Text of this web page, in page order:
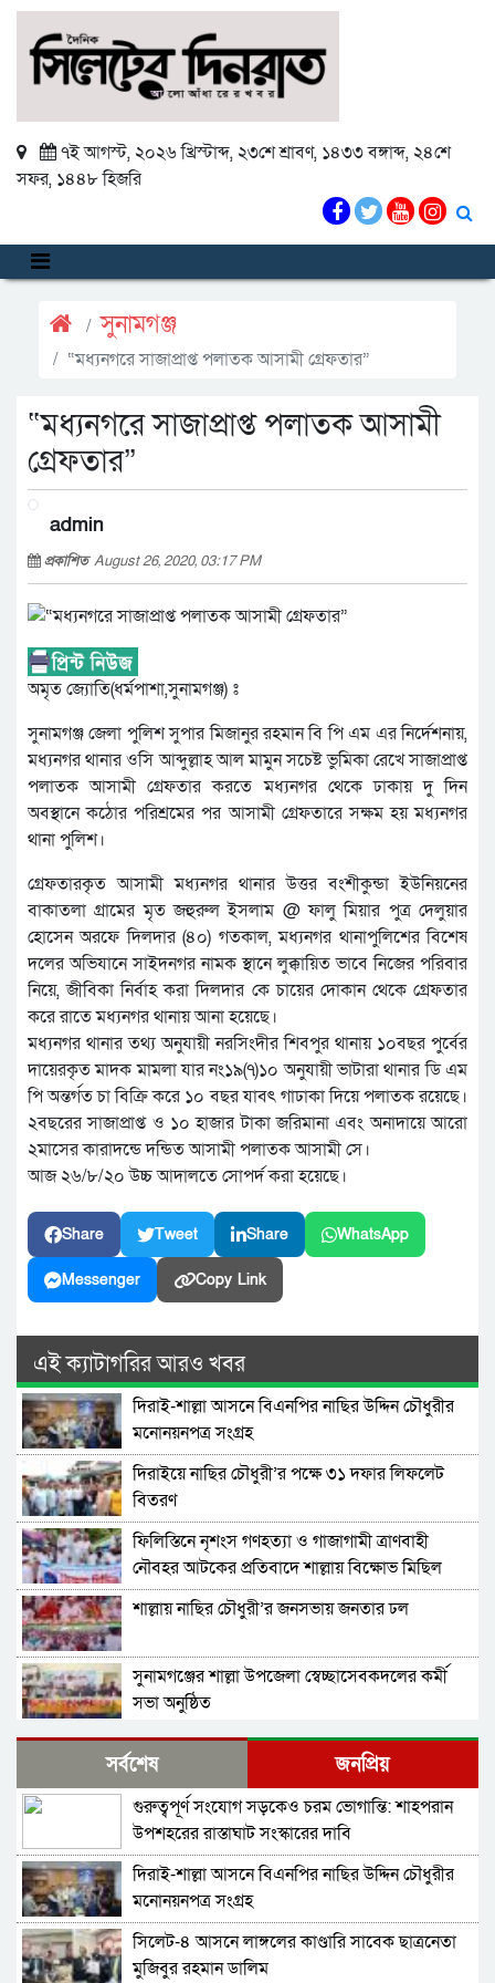
৭ই আগস্ট, ২০২৬ খ্রিস্টাব্দ, ২৩শে শ্রাবণ, ১৪৩৩ বঙ্গাব্দ, ২৪শে
সফর, ১৪৪৮ হিজরি
সুনামগঞ্জ
“মধ্যনগরে সাজাপ্রাপ্ত পলাতক আসামী গ্রেফতার”
“মধ্যনগরে সাজাপ্রাপ্ত পলাতক আসামী
গ্রেফতার”
admin
প্রকাশিতAugust 26, 2020, 03:17 PM
অমৃত জ্যোতি(ধর্মপাশা,সুনামগঞ্জ) ঃ
সুনামগঞ্জ জেলা পুলিশ সুপার মিজানুর রহমান বি পি এম এর নির্দেশনায়,
মধ্যনগর থানার ওসি আব্দুল্লাহ আল মামুন সচেষ্ট ভুমিকা রেখে সাজাপ্রাপ্ত
পলাতক আসামী গ্রেফতার করতে মধ্যনগর থেকে ঢাকায় দু দিন
অবস্থানে কঠোর পরিশ্রমের পর আসামী গ্রেফতারে সক্ষম হয় মধ্যনগর
থানা পুলিশ।
গ্রেফতারকৃত আসামী মধ্যনগর থানার উত্তর বংশীকুন্ডা ইউনিয়নের
বাকাতলা গ্রামের মৃত জহুরুল ইসলাম @ ফালু মিয়ার পুত্র দেলুয়ার
হোসেন অরফে দিলদার (৪০) গতকাল, মধ্যনগর থানাপুলিশের বিশেষ
দলের অভিযানে সাইদনগর নামক স্থানে লুক্কায়িত ভাবে নিজের পরিবার
নিয়ে, জীবিকা নির্বাহ করা দিলদার কে চায়ের দোকান থেকে গ্রেফতার
করে রাতে মধ্যনগর থানায় আনা হয়েছে।
মধ্যনগর থানার তথ্য অনুযায়ী নরসিংদীর শিবপুর থানায় ১০বছর পুর্বের
দায়েরকৃত মাদক মামলা যার নং১৯(৭)১০ অনুযায়ী ভাটারা থানার ডি এম
পি অন্তর্গত চা বিক্রি করে ১০ বছর যাবৎ গাঢাকা দিয়ে পলাতক রয়েছে।
২বছরের সাজাপ্রাপ্ত ও ১০ হাজার টাকা জরিমানা এবং অনাদায়ে আরো
২মাসের কারাদন্ডে দন্ডিত আসামী পলাতক আসামী সে।
আজ ২৬/৮/২০ উচ্চ আদালতে সোপর্দ করা হয়েছে।
Share Tweet Share WhatsApp
Messenger Copy Link
এই ক্যাটাগরির আরও খবর
দিরাই-শাল্লা আসনে বিএনপির নাছির উদ্দিন চৌধুরীর
মনোনয়নপত্র সংগ্রহ
দিরাইয়ে নাছির চৌধুরী’র পক্ষে ৩১ দফার লিফলেট
বিতরণ
ফিলিস্তিনে নৃশংস গণহত্যা ও গাজাগামী ত্রাণবাহী
নৌবহর আটকের প্রতিবাদে শাল্লায় বিক্ষোভ মিছিল
শাল্লায় নাছির চৌধুরী’র জনসভায় জনতার ঢল
সুনামগঞ্জের শাল্লা উপজেলা স্বেচ্ছাসেবকদলের কর্মী
সভা অনুষ্ঠিত
দিরাইয়ে মাওলানা মুশতাক গাজীনগরীর হত্যার
প্রতিবাদে বিক্ষোভ মিছিল ও সমাবেশ অনুষ্ঠিত
শাল্লায় স্বেচ্চায় রক্তদানের ছোট উদ্যোগ থেকে সুদৃঢ়
মানবিক নেটওয়ার্ক
শাল্লায় বিএনপির প্রতিষ্ঠাবার্ষিকী পালিত
নাশকতার মামলায় বিএনপির ৫২ নেতাকর্মী
আসামি,বিএনপি সেক্রেটারী প্রার্থী সহোদর আ,লীগ
সর্বশেষ জনপ্রিয়
গুরুত্বপূর্ণ সংযোগ সড়কেও চরম ভোগান্তি: শাহপরান
উপশহরের রাস্তাঘাট সংস্কারের দাবি
দিরাই-শাল্লা আসনে বিএনপির নাছির উদ্দিন চৌধুরীর
মনোনয়নপত্র সংগ্রহ
সিলেট-৪ আসনে লাঙ্গলের কাণ্ডারি সাবেক ছাত্রনেতা
মুজিবুর রহমান ডালিম